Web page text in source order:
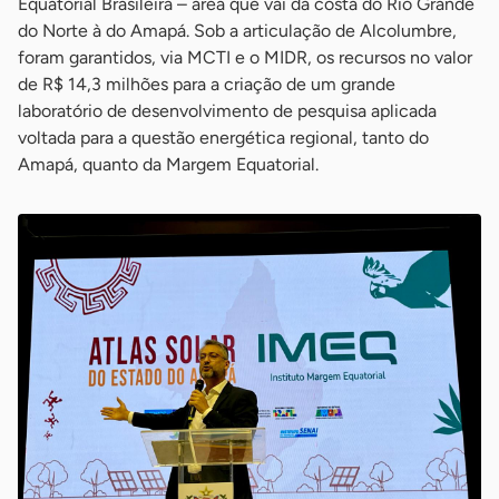
do Norte à do Amapá. Sob a articulação de Alcolumbre,
foram garantidos, via MCTI e o MIDR, os recursos no valor
de R$ 14,3 milhões para a criação de um grande
laboratório de desenvolvimento de pesquisa aplicada
voltada para a questão energética regional, tanto do
Amapá, quanto da Margem Equatorial.